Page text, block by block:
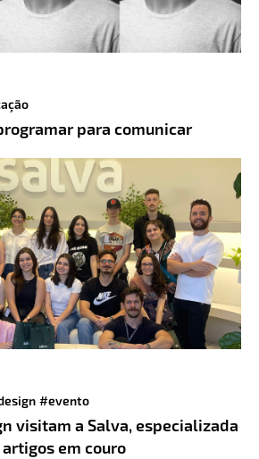
para comunicar
#evento
visitam a Salva, especializada
em couro